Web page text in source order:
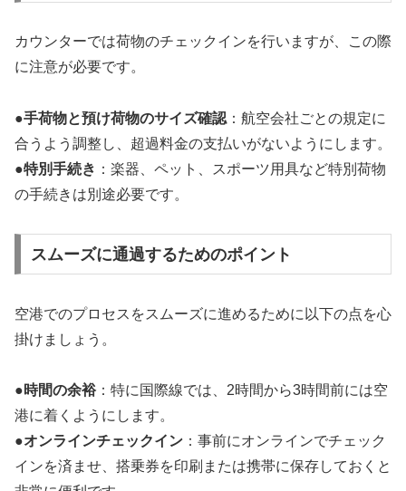
カウンターでは荷物のチェックインを行いますが、この際
に注意が必要です。
●手荷物と預け荷物のサイズ確認 ：航空会社ごとの規定に
合うよう調整し、超過料金の支払いがないようにします。
●特別手続き ：楽器、ペット、スポーツ用具など特別荷物
の手続きは別途必要です。
スムーズに通過するためのポイント
空港でのプロセスをスムーズに進めるために以下の点を心
掛けましょう。
●時間の余裕：特に国際線では、2時間から3時間前には空
港に着くようにします。
●オンラインチェックイン ：事前にオンラインでチェック
インを済ませ、搭乗券を印刷または携帯に保存しておくと